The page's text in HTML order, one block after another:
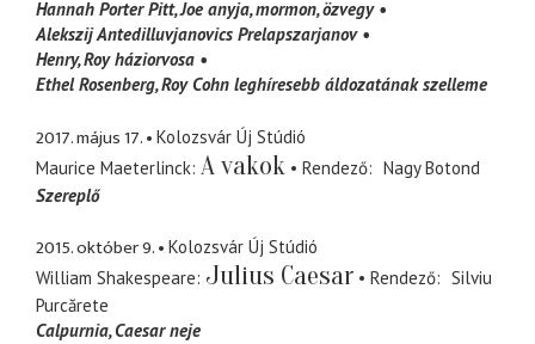
Hannah Porter Pitt Joe anyja, mormon, özvegy
Alekszij Antedilluvjanovics Prelapszarjanov
Henry Roy háziorvosa
Ethel Rosenberg Roy Cohn leghíresebb áldozatának szelleme
2017. május 17.
Kolozsvár Új Stúdió
Maurice Maeterlinck A vakok Rendező
Nagy Botond
Szereplő
2015. október 9.
Kolozsvár Új Stúdió
William Shakespeare Julius Caesar Rendező
Silviu
Purcărete
Calpurnia Caesar neje